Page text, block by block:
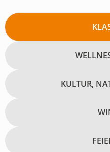
KULTUR,